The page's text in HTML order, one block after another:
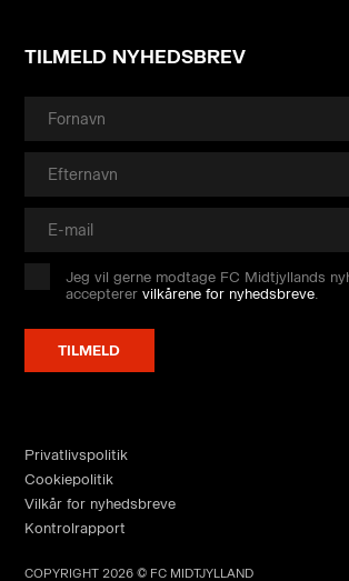
TILMELD NYHEDSBREV
Jeg vil gerne modtage FC Midtjyllands
accepterervilkårene for nyhedsbreve
Privatlivspolitik
Cookiepolitik
Vilkår for nyhedsbreve
Kontrolrapport
COPYRIGHT 2026 © FC MIDTJYLLAND